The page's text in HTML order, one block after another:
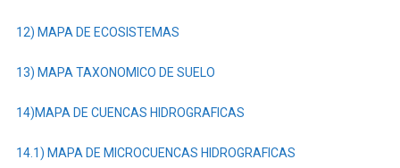
12) MAPA DE ECOSISTEMAS
13) MAPA TAXONOMICO DE SUELO
14)MAPA DE CUENCAS HIDROGRAFICAS
14.1) MAPA DE MICROCUENCAS HIDROGRAFICAS